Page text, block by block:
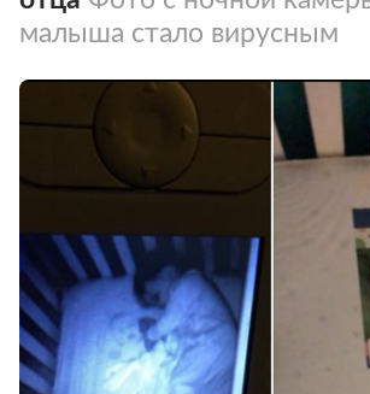
малыша стало вирусным